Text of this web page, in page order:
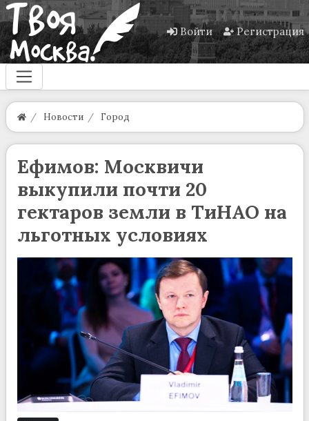
Войти Регистрация
Новости Город
Ефимов: Москвичи
выкупили почти 20
гектаров земли в ТиНАО на
льготных условиях